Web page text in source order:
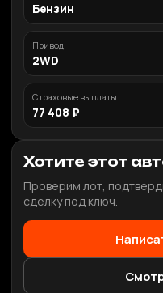
Бензин
Привод
2WD
Страховые выплаты
77 408 ₽
Хотите этот
Проверим лот,
сделку под ключ.